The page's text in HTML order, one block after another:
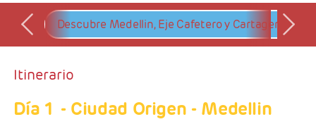
Descubre Medellin, Eje Cafetero y Cartagena
Itinerario
Día 1 - Ciudad Origen - Medellin